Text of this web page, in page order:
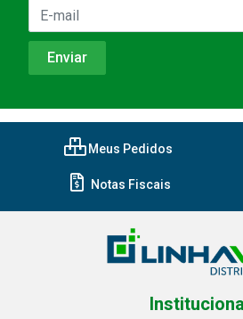
Meus Pedidos
Notas Fiscais
Institucional